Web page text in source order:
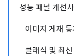
성능 패널 개선
이미지 게재 통
클래식 및 최